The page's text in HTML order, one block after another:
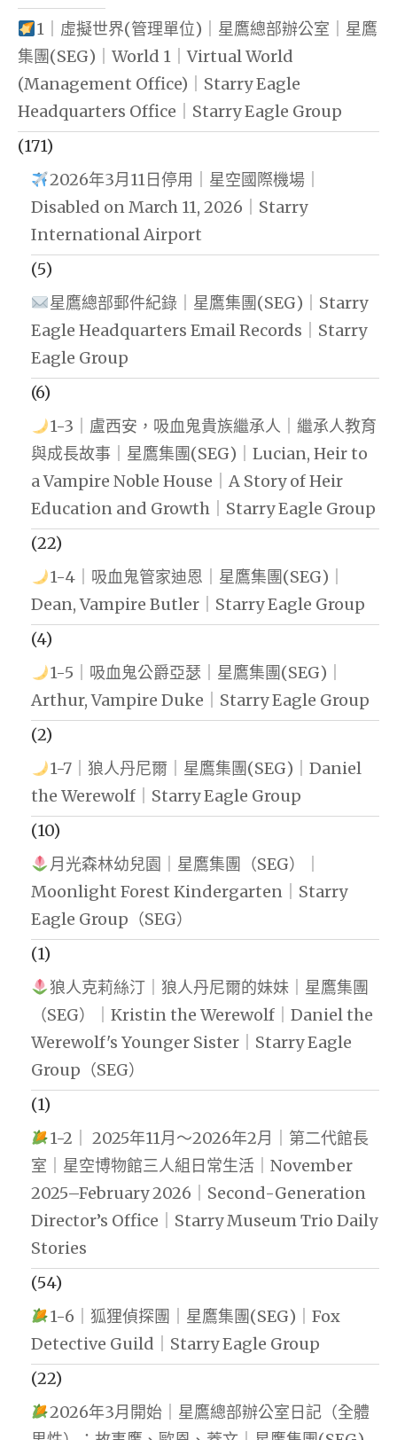
1｜虛擬世界(管理單位)｜星鷹總部辦公室｜星鷹
集團(SEG)｜World 1｜Virtual World
(Management Office)｜Starry Eagle
Headquarters Office｜Starry Eagle Group
(171)
2026年3月11日停用｜星空國際機場｜
Disabled on March 11, 2026｜Starry
International Airport
(5)
星鷹總部郵件紀錄｜星鷹集團(SEG)｜Starry
Eagle Headquarters Email Records｜Starry
Eagle Group
(6)
1-3｜盧西安，吸血鬼貴族繼承人｜繼承人教育
與成長故事｜星鷹集團(SEG)｜Lucian, Heir to
a Vampire Noble House｜A Story of Heir
Education and Growth｜Starry Eagle Group
(22)
1-4｜吸血鬼管家迪恩｜星鷹集團(SEG)｜
Dean, Vampire Butler｜Starry Eagle Group
(4)
1-5｜吸血鬼公爵亞瑟｜星鷹集團(SEG)｜
Arthur, Vampire Duke｜Starry Eagle Group
(2)
1-7｜狼人丹尼爾｜星鷹集團(SEG)｜Daniel
the Werewolf｜Starry Eagle Group
(10)
月光森林幼兒園｜星鷹集團（SEG）｜
Moonlight Forest Kindergarten｜Starry
Eagle Group（SEG）
(1)
狼人克莉絲汀｜狼人丹尼爾的妹妹｜星鷹集團
（SEG）｜Kristin the Werewolf｜Daniel the
Werewolf's Younger Sister｜Starry Eagle
Group（SEG）
(1)
1-2｜ 2025年11月～2026年2月｜第二代館長
室｜星空博物館三人組日常生活｜November
2025–February 2026｜Second-Generation
Director’s Office｜Starry Museum Trio Daily
Stories
(54)
1-6｜狐狸偵探團｜星鷹集團(SEG)｜Fox
Detective Guild｜Starry Eagle Group
(22)
2026年3月開始｜星鷹總部辦公室日記（全體